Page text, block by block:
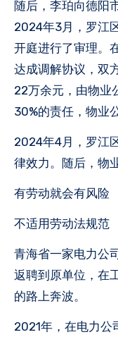
随后，李珀向德阳
2024年3月，罗江
开庭进行了审理。
达成调解协议，双
22万余元，由物业
30%的责任，物业
2024年4月，罗江
律效力。随后，物
有劳动就会有风险
不适用劳动法规范
青海省一家电力公
返聘到原单位，在
的路上奔波。
2021年，在电力公